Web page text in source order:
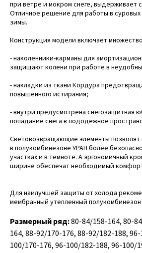
при ветре и мокром снеге, выдерживает
Отличное решение для работы в суровых
зимы.
Конструкция модели включает
- наколенники-карманы для
защищают колени при работе в
- накладки из ткани Кордура
повышенного истирания;
- внутри предусмотрена снегозащитная
попадание снега в пододежное
Световозвращающие элементы позволят
в полукомбинезоне УРАН более
участках и в темноте. А эргономичный
ширине обеспечат необходимый
Для наилучшей защиты от холода
мембранный утепленный
Размерный ряд:80-84/158-164, 80-
164, 88-92/170-176, 88-92/182-188,
100/170-176, 96-100/182-188, 96-100/